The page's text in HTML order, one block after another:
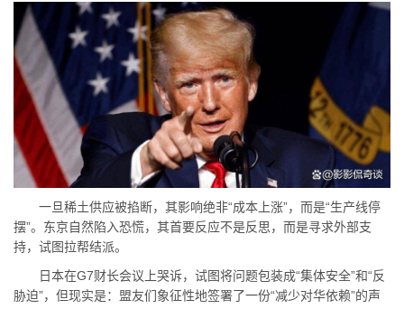
一旦稀土供应被掐断，其影响绝非“成本上涨”，而是“生产线停
摆”。东京自然陷入恐慌，其首要反应不是反思，而是寻求外部支
持，试图拉帮结派。
日本在G7财长会议上哭诉，试图将问题包装成“集体安全”和“反
胁迫”，但现实是：盟友们象征性地签署了一份“减少对华依赖”的声